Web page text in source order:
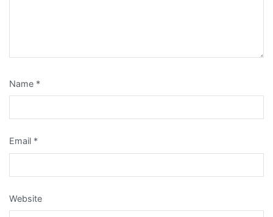
Name *
Email *
Website